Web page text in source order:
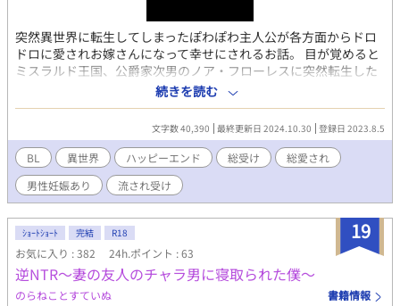
突然異世界に転生してしまったぽわぽわ主人公が各方面からドロ
ドロに愛されお嫁さんになって幸せにされるお話。 目が覚めると
ミスラルド王国、公爵家次男のノア・フローレスに突然転生した
主人公は、なんとなくある日本の記憶に引っ張られつつも前向き
に気ままでマイペースに過ごしていた。 ───ミスラルド王国が
あるこの世界、実は女性が滅んだ世界であった。 しかし人口が減
退の一途を辿っていたある日、神託が下る。今後生まれてくる黒
髪黒目の男児は手順を踏めば子を孕む事ができる、と。 その神託
以降、黒髪黒目の男児は大事に大事にされるようになった。 そし
て主人公が転生したノアは黒髪黒目。 「え？僕、お嫁さんになる
の？」 なんだかんだ気付くと色んな人にドロドロに愛されている
お話になる予定です。 ✱転生時は10歳のショタです。しばらくは
ほのぼのの予定。 ✱展開はおそめ。 ✱息抜きに勢いで書き始めた
ので世界観はふんわりとしています。 ✱このお話は総受けです。
苦手な方は回避をお願い致します。 ✱男性妊娠、出産が出来る世
界観です。こちらも苦手な方は回避をお願い致します。
続きを読む
文字数 40,390 最終更新日 2024.10.30 登録日 2023.8.5
BL 異世界 ハッピーエンド 総受け
総愛され
男性妊娠あり
流され受け
19
ｼｮｰﾄｼｮｰﾄ 完結 R18
お気に入り : 382 24h.ポイント : 63
逆NTR～妻の友人のチャラ男に寝取られた僕～
のらねことすていぬ 書籍情報